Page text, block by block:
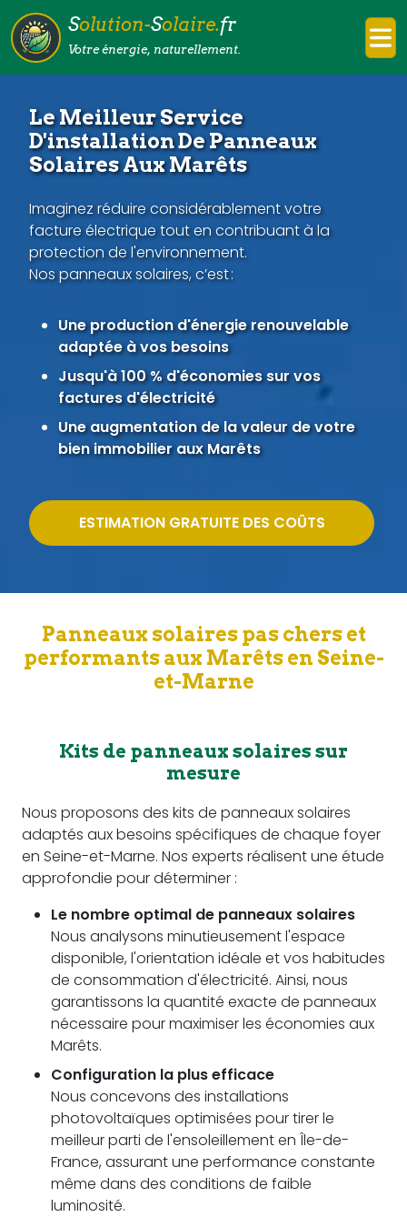
Solution-Solaire.fr
Votre énergie, naturellement.
Le Meilleur Service
D'installation De Panneaux
Solaires Aux Marêts
Imaginez réduire considérablement votre
facture électrique tout en contribuant à la
protection de l'environnement.
Nos panneaux solaires, c’est :
Une production d'énergie renouvelable
adaptée à vos besoins
Jusqu'à 100 % d'économies sur vos
factures d'électricité
Une augmentation de la valeur de votre
bien immobilier aux Marêts
ESTIMATION GRATUITE DES COÛTS
Panneaux solaires pas chers et
performants aux Marêts en Seine-
et-Marne
Kits de panneaux solaires sur
mesure
Nous proposons des kits de panneaux solaires
adaptés aux besoins spécifiques de chaque foyer
en Seine-et-Marne. Nos experts réalisent une étude
approfondie pour déterminer :
Le nombre optimal de panneaux solaires
Nous analysons minutieusement l'espace
disponible, l'orientation idéale et vos habitudes
de consommation d'électricité. Ainsi, nous
garantissons la quantité exacte de panneaux
nécessaire pour maximiser les économies aux
Marêts.
Configuration la plus efficace
Nous concevons des installations
photovoltaïques optimisées pour tirer le
meilleur parti de l'ensoleillement en Île-de-
France, assurant une performance constante
même dans des conditions de faible
luminosité.